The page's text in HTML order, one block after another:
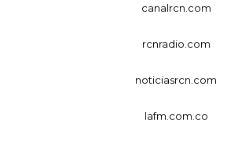
canalrcn.com
rcnradio.com
noticiasrcn.com
lafm.com.co